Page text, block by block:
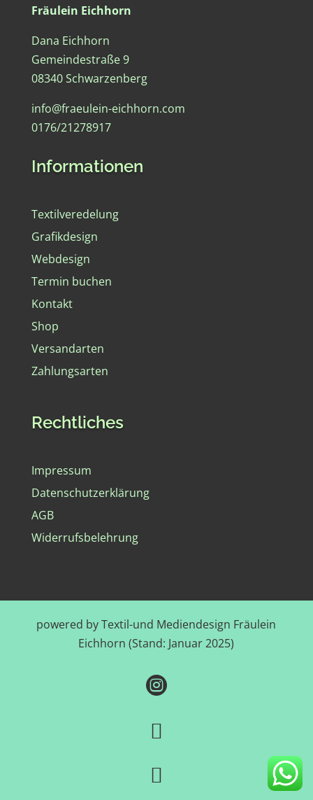
Fräulein Eichhorn
Dana Eichhorn
Gemeindestraße 9
08340 Schwarzenberg
info@fraeulein-eichhorn.com
0176/21278917
Informationen
Textilveredelung
Grafikdesign
Webdesign
Termin buchen
Kontakt
Shop
Versandarten
Zahlungsarten
Rechtliches
Impressum
Datenschutzerklärung
AGB
Widerrufsbelehrung
powered by Textil-und Mediendesign Fräulein
Eichhorn (Stand: Januar 2025)


